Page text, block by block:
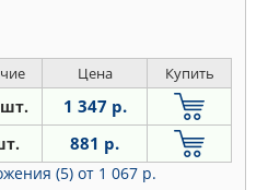
Цена Купить
1 347 р.
881 р.
(5) от 1 067 р.